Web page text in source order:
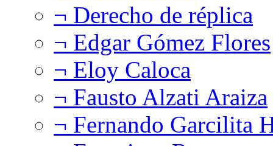
¬ Derecho de réplica
¬ Edgar Gómez Flores
¬ Eloy Caloca
¬ Fausto Alzati Araiza
¬ Fernando Garcilita